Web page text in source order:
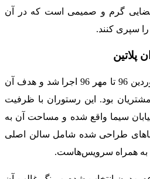
گرم و صمیمی است که در آن
سپری کنند.
پروژه رستوران پلاتین از فروردین 96 تا مهر 96 اجرا شد و هدف آن
بود. این رستوران با ظرفیت
سیما واقع شده و مساحت آن به
فضاهای طراحی شده شامل سالن اصلی
به همراه سرویس‌هاست.